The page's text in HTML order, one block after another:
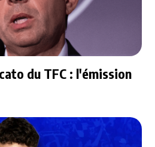
du TFC : l'émission